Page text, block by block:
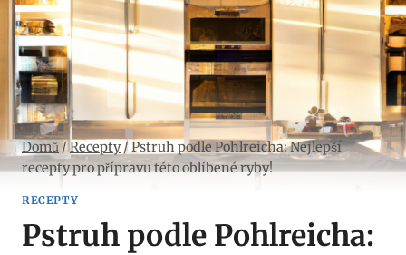
Domů / Recepty / Pstruh podle Pohlreicha: Nejlepší
recepty pro přípravu této oblíbené ryby!
RECEPTY
Pstruh podle Pohlreicha: